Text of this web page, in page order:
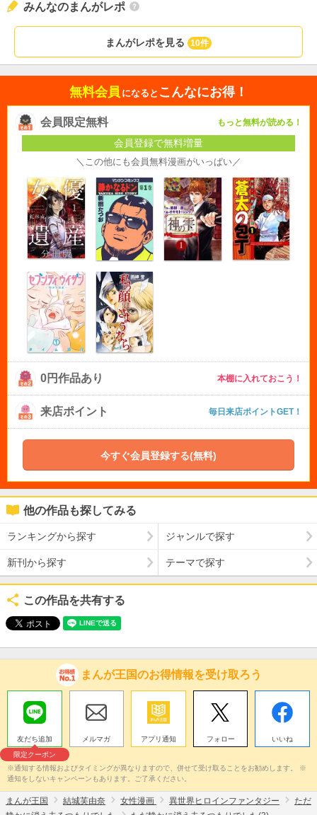
みんなのまんがレポ
まんがレポを見る 10件
無料会員 になると こんなにお得！
会員限定無料 もっと無料が読める！
会員登録で無料増量
＼この他にも会員無料漫画がいっぱい／
0円作品あり 本棚に入れておこう！
来店ポイント 毎日来店ポイントGET！
今すぐ会員登録する(無料)
他の作品も探してみる
ランキングから探す ジャンルで探す
新刊から探す テーマで探す
この作品を共有する
まんが王国のお得情報を受け取ろう
友だち追加
限定クーポン
メルマガ アプリ通知 フォロー いいね
※通知する情報およびタイミングが異なりますので、併せて受け取ることをお勧めします。 ※
通知をしないキャンペーンもあります。ご了承ください。
まんが王国 結城芙由奈 女性漫画 異世界ヒロインファンタジー
ただ